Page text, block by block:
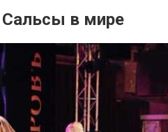
в мире